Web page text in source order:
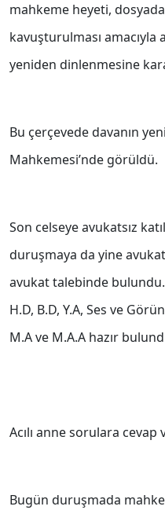
mahkeme heyeti,
kavuşturulması amacıyla
yeniden dinlenmesine
Bu çerçevede davanın
Mahkemesi’nde görüldü.
Son celseye avukatsız
duruşmaya da yine
avukat talebinde bulundu.
H.D, B.D, Y.A, Ses ve
M.A ve M.A.A hazır
Acılı anne sorulara cevap
Bugün duruşmada